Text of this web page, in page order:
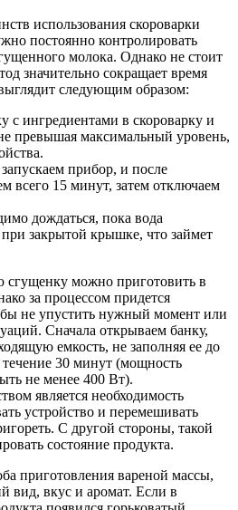
использования скороварки
постоянно контролировать
молока. Однако не стоит
значительно сокращает время
следующим образом:
с ингредиентами в скороварку и
превышая максимальный уровень,
прибор, и после
всего 15 минут, затем отключаем
дождаться, пока вода
закрытой крышке, что займет
сгущенку можно приготовить в
за процессом придется
не упустить нужный момент или
Сначала открываем банку,
емкость, не заполняя ее до
30 минут (мощность
не менее 400 Вт).
является необходимость
устройство и перемешивать
С другой стороны, такой
состояние продукта.
приготовления вареной массы,
вид, вкус и аромат. Если в